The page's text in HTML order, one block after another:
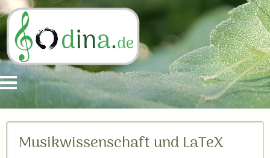
Musikwissenschaft und LaTeX